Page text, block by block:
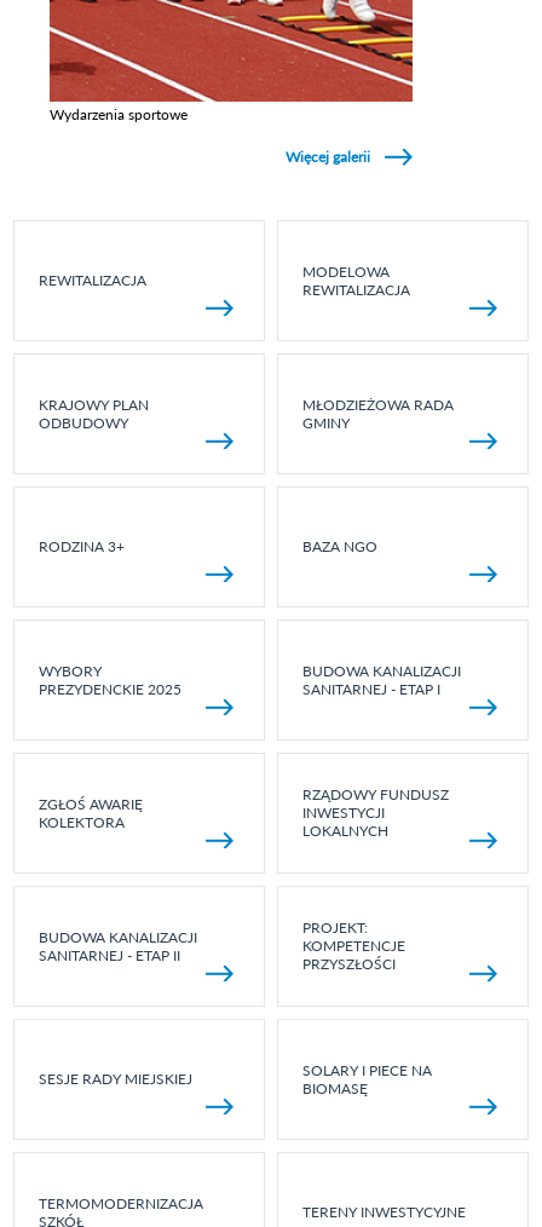
Wydarzenia sportowe
Więcej galerii
REWITALIZACJA
MODELOWA
REWITALIZACJA
KRAJOWY PLAN
ODBUDOWY
MŁODZIEŻOWA RADA
GMINY
RODZINA 3+ BAZA NGO
WYBORY
PREZYDENCKIE 2025
BUDOWA KANALIZACJI
SANITARNEJ - ETAP I
ZGŁOŚ AWARIĘ
KOLEKTORA
RZĄDOWY FUNDUSZ
INWESTYCJI
LOKALNYCH
BUDOWA KANALIZACJI
SANITARNEJ - ETAP II
PROJEKT:
KOMPETENCJE
PRZYSZŁOŚCI
SESJE RADY MIEJSKIEJ
SOLARY I PIECE NA
BIOMASĘ
TERMOMODERNIZACJA
SZKÓŁ
TERENY INWESTYCYJNE